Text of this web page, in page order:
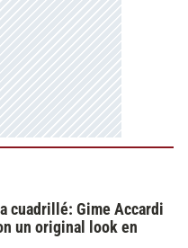
cuadrillé: Gime Accardi
un original look en